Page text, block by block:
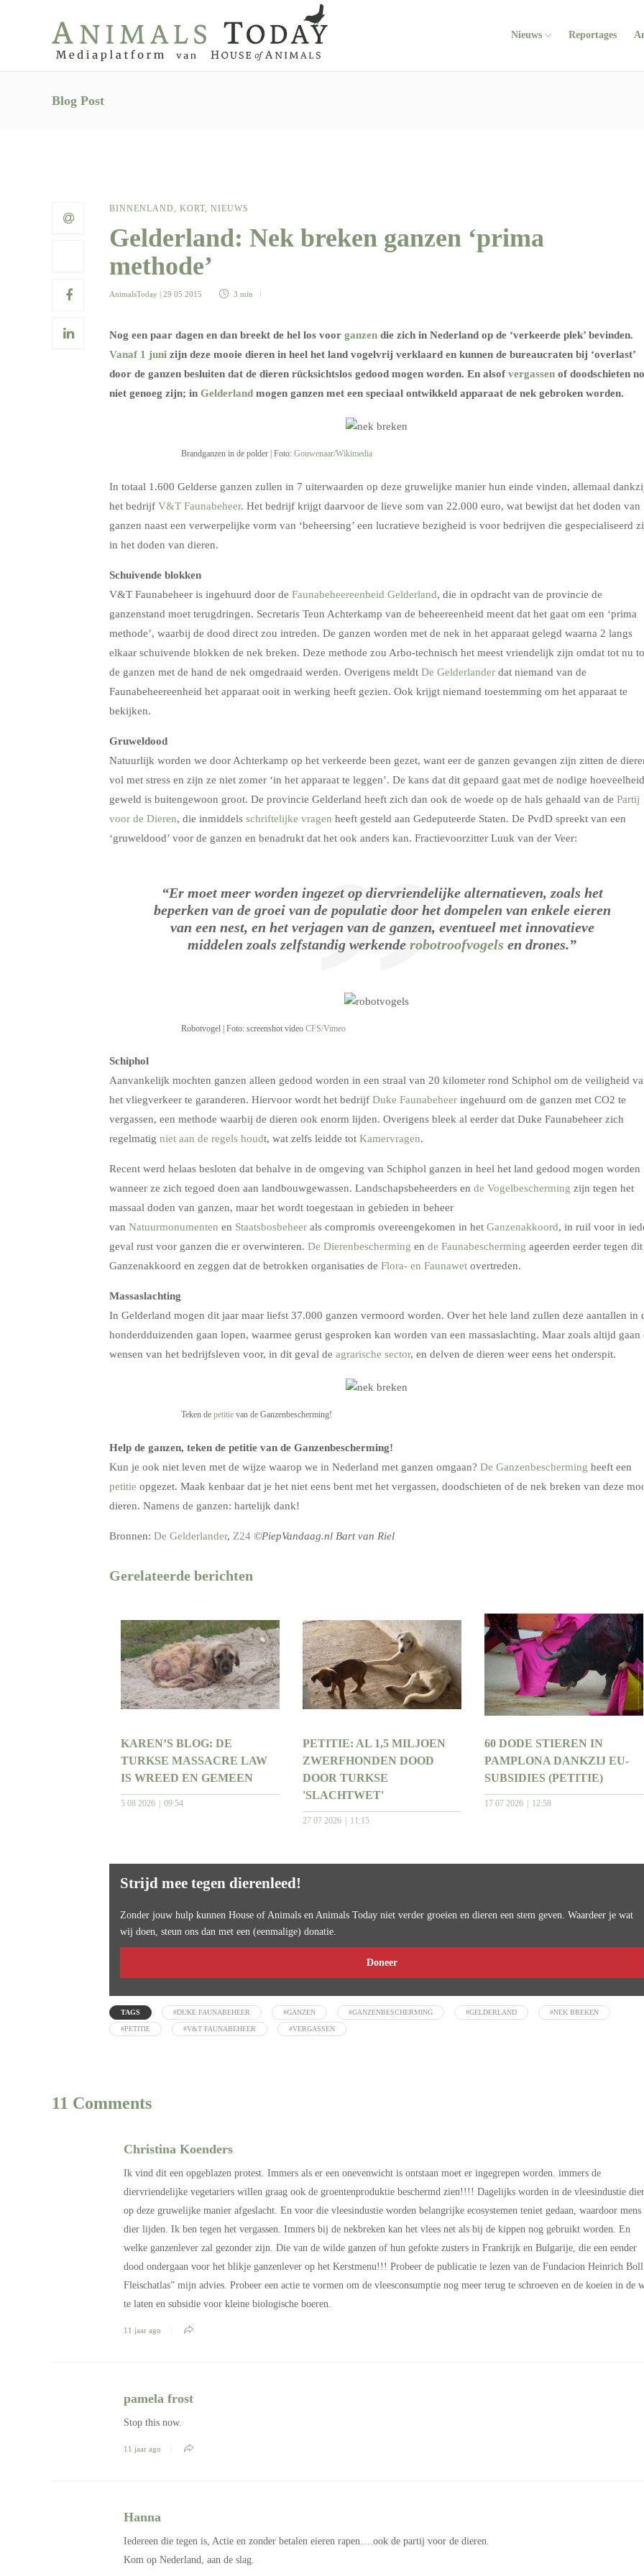
Nieuws Reportages
Blog Post
BINNENLAND, KORT, NIEUWS
Gelderland: Nek breken ganzen ‘prima
methode’
AnimalsToday | 29 05 2015 3 min
Nog een paar dagen en dan breekt de hel los voor ganzen die zich in Nederland op de ‘verkeerde plek’ bevinden.
Vanaf 1 juni zijn deze mooie dieren in heel het land vogelvrij verklaard en kunnen de bureaucraten bij ‘overlast’
door de ganzen besluiten dat de dieren rücksichtslos gedood mogen worden. En alsof vergassen of doodschieten
niet genoeg zijn; in Gelderland mogen ganzen met een speciaal ontwikkeld apparaat de nek gebroken worden.
Brandganzen in de polder | Foto: Gouwenaar/Wikimedia
In totaal 1.600 Gelderse ganzen zullen in 7 uiterwaarden op deze gruwelijke manier hun einde vinden, allemaal
het bedrijf V&T Faunabeheer. Het bedrijf krijgt daarvoor de lieve som van 22.000 euro, wat bewijst dat het doden van
ganzen naast een verwerpelijke vorm van ‘beheersing’ een lucratieve bezigheid is voor bedrijven die gespecialiseerd
in het doden van dieren.
Schuivende blokken
V&T Faunabeheer is ingehuurd door de Faunabeheereenheid Gelderland, die in opdracht van de provincie de
ganzenstand moet terugdringen. Secretaris Teun Achterkamp van de beheereenheid meent dat het gaat om een ‘prima
methode’, waarbij de dood direct zou intreden. De ganzen worden met de nek in het apparaat gelegd waarna 2 langs
elkaar schuivende blokken de nek breken. Deze methode zou Arbo-technisch het meest vriendelijk zijn omdat tot nu
de ganzen met de hand de nek omgedraaid werden. Overigens meldt De Gelderlander dat niemand van de
Faunabeheereenheid het apparaat ooit in werking heeft gezien. Ook krijgt niemand toestemming om het apparaat te
bekijken.
Gruweldood
Natuurlijk worden we door Achterkamp op het verkeerde been gezet, want eer de ganzen gevangen zijn zitten de
vol met stress en zijn ze niet zomer ‘in het apparaat te leggen’. De kans dat dit gepaard gaat met de nodige hoeveelheid
geweld is buitengewoon groot. De provincie Gelderland heeft zich dan ook de woede op de hals gehaald van de Partij
voor de Dieren, die inmiddels schriftelijke vragen heeft gesteld aan Gedeputeerde Staten. De PvdD spreekt van een
‘gruweldood’ voor de ganzen en benadrukt dat het ook anders kan. Fractievoorzitter Luuk van der Veer:
“Er moet meer worden ingezet op diervriendelijke alternatieven, zoals het
beperken van de groei van de populatie door het dompelen van enkele eieren
van een nest, en het verjagen van de ganzen, eventueel met innovatieve
middelen zoals zelfstandig werkenderobotroofvogels en drones.”
Robotvogel | Foto: screenshot video CFS/Vimeo
Schiphol
Aanvankelijk mochten ganzen alleen gedood worden in een straal van 20 kilometer rond Schiphol om de veiligheid
het vliegverkeer te garanderen. Hiervoor wordt het bedrijf Duke Faunabeheer ingehuurd om de ganzen met CO2 te
vergassen, een methode waarbij de dieren ook enorm lijden. Overigens bleek al eerder dat Duke Faunabeheer zich
regelmatig niet aan de regels houdt, wat zelfs leidde tot Kamervragen.
Recent werd helaas besloten dat behalve in de omgeving van Schiphol ganzen in heel het land gedood mogen worden
wanneer ze zich tegoed doen aan landbouwgewassen. Landschapsbeheerders en de Vogelbescherming zijn tegen het
massaal doden van ganzen, maar het wordt toegestaan in gebieden in beheer
van Natuurmonumenten en Staatsbosbeheer als compromis overeengekomen in het Ganzenakkoord, in ruil voor in
geval rust voor ganzen die er overwinteren. De Dierenbescherming en de Faunabescherming ageerden eerder tegen dit
Ganzenakkoord en zeggen dat de betrokken organisaties de Flora- en Faunawet overtreden.
Massaslachting
In Gelderland mogen dit jaar maar liefst 37.000 ganzen vermoord worden. Over het hele land zullen deze aantallen in
honderdduizenden gaan lopen, waarmee gerust gesproken kan worden van een massaslachting. Maar zoals altijd gaan
wensen van het bedrijfsleven voor, in dit geval de agrarische sector, en delven de dieren weer eens het onderspit.
Teken de petitievan de Ganzenbescherming!
Help de ganzen, teken de petitie van de Ganzenbescherming!
Kun je ook niet leven met de wijze waarop we in Nederland met ganzen omgaan? De Ganzenbescherming heeft een
petitie opgezet. Maak kenbaar dat je het niet eens bent met het vergassen, doodschieten of de nek breken van deze
dieren. Namens de ganzen: hartelijk dank!
Bronnen: De Gelderlander, Z24 ©PiepVandaag.nl Bart van Riel
Gerelateerde berichten
KAREN’S BLOG: DE
TURKSE MASSACRE LAW
IS WREED EN GEMEEN
5 08 2026 09:54
PETITIE: AL 1,5 MILJOEN
ZWERFHONDEN DOOD
DOOR TURKSE
'SLACHTWET'
27 07 2026 11:15
60 DODE STIEREN IN
PAMPLONA DANKZIJ EU-
SUBSIDIES (PETITIE)
17 07 2026 12:58
Strijd mee tegen dierenleed!
Zonder jouw hulp kunnen House of Animals en Animals Today niet verder groeien en dieren een stem geven. Waardeer je wat
wij doen, steun ons dan met een (eenmalige) donatie.
Doneer
TAGS #DUKE FAUNABEHEER #GANZEN #GANZENBESCHERMING #GELDERLAND #NEK BREKEN
#PETITIE #V&T FAUNABEHEER #VERGASSEN
11 Comments
Christina Koenders
Ik vind dit een opgeblazen protest. Immers als er een onevenwicht is ontstaan moet er ingegrepen worden. immers de
diervriendelijke vegetariers willen graag ook de groentenproduktie beschermd zien!!!! Dagelijks worden in de vleesindustie
op deze gruwelijke manier afgeslacht. En voor die vleesindustie worden belangrijke ecosystemen teniet gedaan, waardoor mens
dier lijden. Ik ben tegen het vergassen. Immers bij de nekbreken kan het vlees net als bij de kippen nog gebruikt worden. En
welke ganzenlever zal gezonder zijn. Die van de wilde ganzen of hun gefokte zusters in Frankrijk en Bulgarije, die een eender
dood ondergaan voor het blikje ganzenlever op het Kerstmenu!!! Probeer de publicatie te lezen van de Fundacion Heinrich
Fleischatlas” mijn advies. Probeer een actie te vormen om de vleesconsumptie nog meer terug te schroeven en de koeien in de
te laten en subsidie voor kleine biologische boeren.
11 jaar ago
pamela frost
Stop this now.
11 jaar ago
Hanna
Iedereen die tegen is, Actie en zonder betalen eieren rapen….ook de partij voor de dieren.
Kom op Nederland, aan de slag.